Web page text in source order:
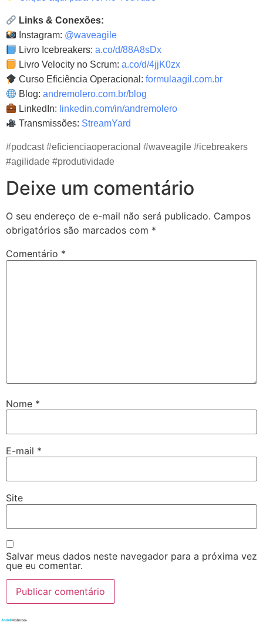
Links & Conexões:
Instagram: @waveagile
Livro Icebreakers:a.co/d/88A8sDx
Livro Velocity no Scrum:a.co/d/4jjK0zx
Curso Eficiência Operacional:formulaagil.com.br
Blog:andremolero.com.br/blog
LinkedIn: linkedin.com/in/andremolero
Transmissões: StreamYard
#podcast #eficienciaoperacional #waveagile #icebreakers
#agilidade #produtividade
Deixe um comentário
O seu endereço de e-mail não será publicado. Campos
obrigatórios são marcados com *
Comentário *
Nome *
E-mail *
Site
Salvar meus dados neste navegador para a próxima vez
que eu comentar.